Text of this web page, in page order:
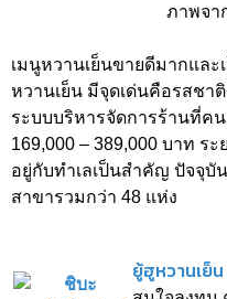
ภาพจา
เมนูหวานเย็นขายดีมากแล
หวานเย็น มีจุดเด่นคือรสชา
ระบบบริหารจัดการร้านที่ค
169,000 – 389,000 บาท ร
อยู่กับทำเลเป็นสำคัญ ปัจจุบั
สาขารวมกว่า 48 แห่ง
ยู้ฮูหวานเย็น